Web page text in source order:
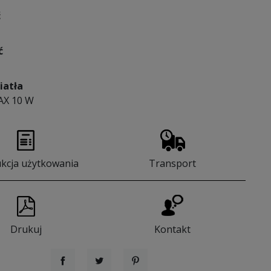
10 W
użytkowania Transport
Drukuj Kontakt